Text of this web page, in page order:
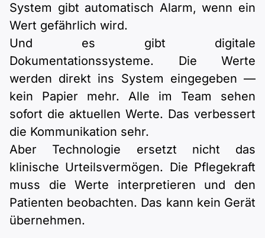
System gibt automatisch Alarm, wenn ein
Wert gefährlich wird.
Und es gibt digitale
Dokumentationssysteme. Die Werte
werden direkt ins System eingegeben —
kein Papier mehr. Alle im Team sehen
sofort die aktuellen Werte. Das verbessert
die Kommunikation sehr.
Aber Technologie ersetzt nicht das
klinische Urteilsvermögen. Die Pflegekraft
muss die Werte interpretieren und den
Patienten beobachten. Das kann kein Gerät
übernehmen.